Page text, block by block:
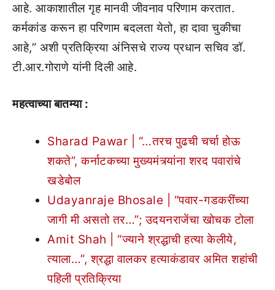
आहे. आकाशातील गृह मानवी जीवनाव परिणाम करतात.
कर्मकांड करून हा परिणाम बदलता येतो, हा दावा चुकीचा
आहे,” अशी प्रतिक्रिया अंनिसचे राज्य प्रधान सचिव डॉ.
टी.आर.गोराणे यांनी दिली आहे.
महत्वाच्या बातम्या :
Sharad Pawar | “…तरच पुढची चर्चा होऊ
शकते”, कर्नाटकच्या मुख्यमंत्र्यांना शरद पवारांचे
खडेबोल
Udayanraje Bhosale | “पवार-गडकरींच्या
जागी मी असतो तर…”; उदयनराजेंचा खोचक टोला
Amit Shah | “ज्याने श्रद्धाची हत्या केलीये,
त्याला…”, श्रद्धा वालकर हत्याकंडावर अमित शहांची
पहिली प्रतिक्रिया